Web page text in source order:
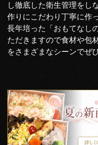
し徹底した衛生管理をし
作りにこだわり丁寧に作
長年培った「おもてなし
ただきますので食材や包
をさまざまなシーンでぜ